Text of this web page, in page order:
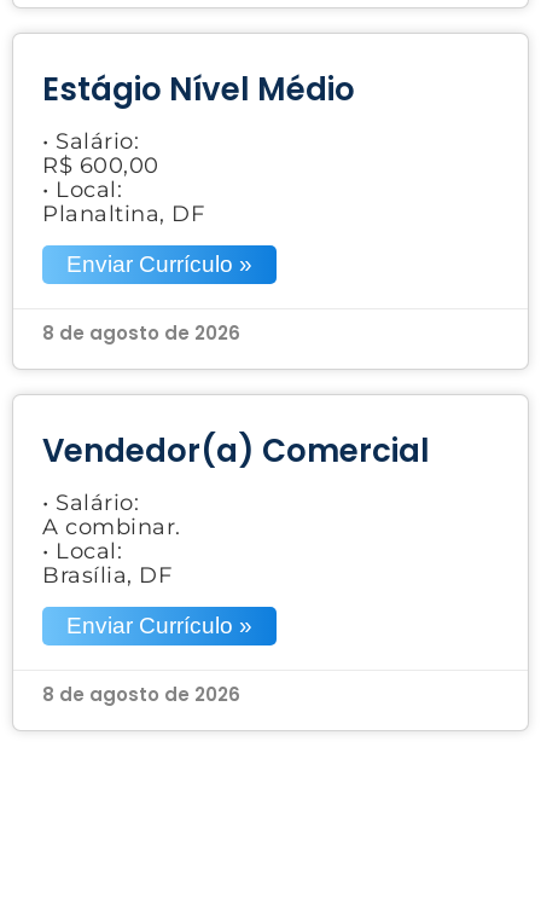
Estágio Nível Médio
• Salário:
R$ 600,00
• Local:
Planaltina, DF
Enviar Currículo »
8 de agosto de 2026
Vendedor(a) Comercial
• Salário:
A combinar.
• Local:
Brasília, DF
Enviar Currículo »
8 de agosto de 2026